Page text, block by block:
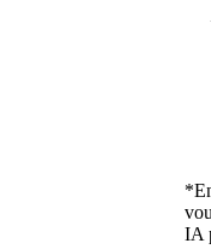
IA